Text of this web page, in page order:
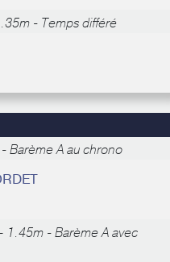
- Temps différé
Barème A au chrono
1.45m - Barème A avec